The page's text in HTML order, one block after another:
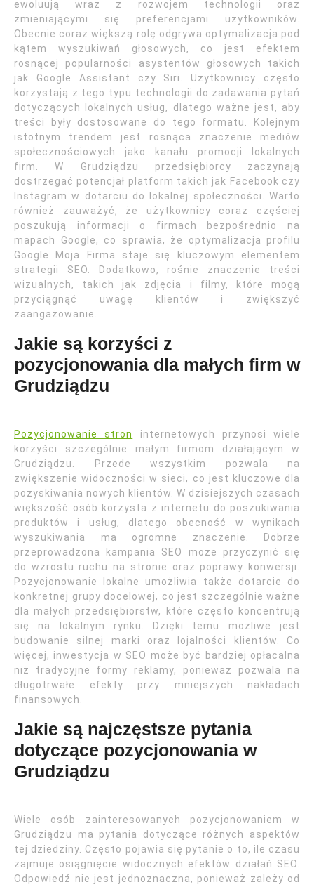
ewoluują wraz z rozwojem technologii oraz
zmieniającymi się preferencjami użytkowników.
Obecnie coraz większą rolę odgrywa optymalizacja pod
kątem wyszukiwań głosowych, co jest efektem
rosnącej popularności asystentów głosowych takich
jak Google Assistant czy Siri. Użytkownicy często
korzystają z tego typu technologii do zadawania pytań
dotyczących lokalnych usług, dlatego ważne jest, aby
treści były dostosowane do tego formatu. Kolejnym
istotnym trendem jest rosnąca znaczenie mediów
społecznościowych jako kanału promocji lokalnych
firm. W Grudziądzu przedsiębiorcy zaczynają
dostrzegać potencjał platform takich jak Facebook czy
Instagram w dotarciu do lokalnej społeczności. Warto
również zauważyć, że użytkownicy coraz częściej
poszukują informacji o firmach bezpośrednio na
mapach Google, co sprawia, że optymalizacja profilu
Google Moja Firma staje się kluczowym elementem
strategii SEO. Dodatkowo, rośnie znaczenie treści
wizualnych, takich jak zdjęcia i filmy, które mogą
przyciągnąć uwagę klientów i zwiększyć
zaangażowanie.
Jakie są korzyści z
pozycjonowania dla małych firm w
Grudziądzu
Pozycjonowanie stron
internetowych przynosi wiele
korzyści szczególnie małym firmom działającym w
Grudziądzu. Przede wszystkim pozwala na
zwiększenie widoczności w sieci, co jest kluczowe dla
pozyskiwania nowych klientów. W dzisiejszych czasach
większość osób korzysta z internetu do poszukiwania
produktów i usług, dlatego obecność w wynikach
wyszukiwania ma ogromne znaczenie. Dobrze
przeprowadzona kampania SEO może przyczynić się
do wzrostu ruchu na stronie oraz poprawy konwersji.
Pozycjonowanie lokalne umożliwia także dotarcie do
konkretnej grupy docelowej, co jest szczególnie ważne
dla małych przedsiębiorstw, które często koncentrują
się na lokalnym rynku. Dzięki temu możliwe jest
budowanie silnej marki oraz lojalności klientów. Co
więcej, inwestycja w SEO może być bardziej opłacalna
niż tradycyjne formy reklamy, ponieważ pozwala na
długotrwałe efekty przy mniejszych nakładach
finansowych.
Jakie są najczęstsze pytania
dotyczące pozycjonowania w
Grudziądzu
Wiele osób zainteresowanych pozycjonowaniem w
Grudziądzu ma pytania dotyczące różnych aspektów
tej dziedziny. Często pojawia się pytanie o to, ile czasu
zajmuje osiągnięcie widocznych efektów działań SEO.
Odpowiedź nie jest jednoznaczna, ponieważ zależy od